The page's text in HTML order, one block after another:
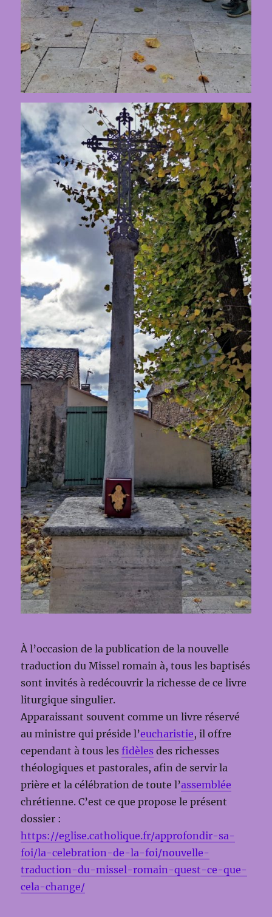
À l’occasion de la publication de la nouvelle
traduction du Missel romain à, tous les baptisés
sont invités à redécouvrir la richesse de ce livre
liturgique singulier.
Apparaissant souvent comme un livre réservé
au ministre qui préside l’eucharistie, il offre
cependant à tous lesfidèles des richesses
théologiques et pastorales, afin de servir la
prière et la célébration de toute l’assemblée
chrétienne. C’est ce que propose le présent
dossier :
https://eglise.catholique.fr/approfondir-sa-
foi/la-celebration-de-la-foi/nouvelle-
traduction-du-missel-romain-quest-ce-que-
cela-change/